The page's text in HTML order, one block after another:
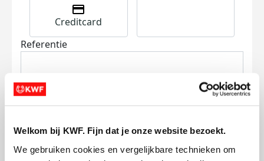
Welkom bij KWF. Fijn dat je onze website bezoekt.
We gebruiken cookies en vergelijkbare technieken om
Creditcard
Referentie
Ik wil bijdragen aan de transactiekosten